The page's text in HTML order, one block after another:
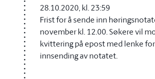
28.10.2020, kl. 23:59
Frist for å sende inn
november kl. 12.00. Søkere vil
kvittering på epost med lenke for
innsending av notatet.